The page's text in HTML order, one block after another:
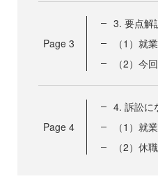
Page 3
3. 要点解
（1）就
（2）今
Page 4
4. 訴訟に
（1）就
（2）休